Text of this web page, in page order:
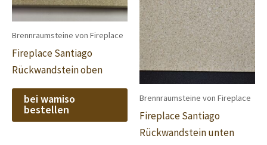
Brennraumsteine von Fireplace
Fireplace Santiago
Rückwandstein oben
bei wamiso
bestellen
Brennraumsteine von Fireplace
Fireplace Santiago
Rückwandstein unten